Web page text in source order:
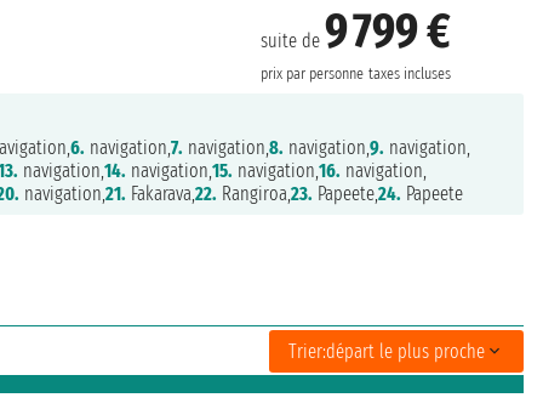
suite de 9 799 €
prix par personne taxes incluses
6. navigation,7. navigation,8. navigation,9. navigation,
navigation,14. navigation,15. navigation,16. navigation,
navigation,21. Fakarava,22. Rangiroa,23. Papeete,24. Papeete
Trier:départ le plus proche